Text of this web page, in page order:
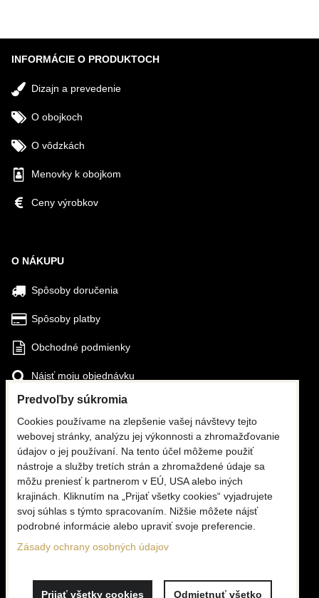
INFORMÁCIE O PRODUKTOCH
Dizajn a prevedenie
O obojkoch
O vôdzkách
Menovky k obojkom
Ceny výrobkov
O NÁKUPU
Spôsoby doručenia
Spôsoby platby
Obchodné podmienky
Nájsť moju objednávku
SLEDUJTE NÁS
Facebook
Instagram
KONTAKTY
☎+420 776 806 676 (PO - PI, 6 - 16:00)
Predvoľby súkromia
Cookies používame na zlepšenie vašej návštevy tejto
webovej stránky, analýzu jej výkonnosti a zhromažďovanie
údajov o jej používaní. Na tento účel môžeme použiť
nástroje a služby tretích strán a zhromaždené údaje sa
môžu preniesť k partnerom v EÚ, USA alebo iných
krajinách. Kliknutím na „Prijať všetky cookies“ vyjadrujete
svoj súhlas s týmto spracovaním. Nižšie môžete nájsť
podrobné informácie alebo upraviť svoje preferencie.
Zásady ochrany osobných údajov
Prijať všetky cookies Odmietnuť všetko